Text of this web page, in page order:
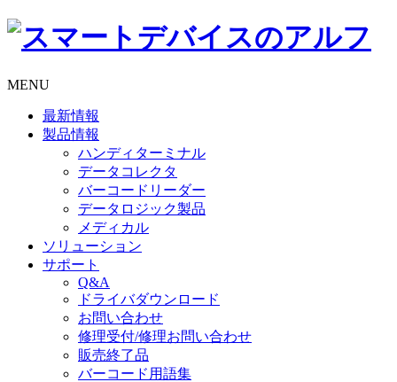
MENU
最新情報
製品情報
ハンディターミナル
データコレクタ
バーコードリーダー
データロジック製品
メディカル
ソリューション
サポート
Q&A
ドライバダウンロード
お問い合わせ
修理受付/修理お問い合わせ
販売終了品
バーコード用語集